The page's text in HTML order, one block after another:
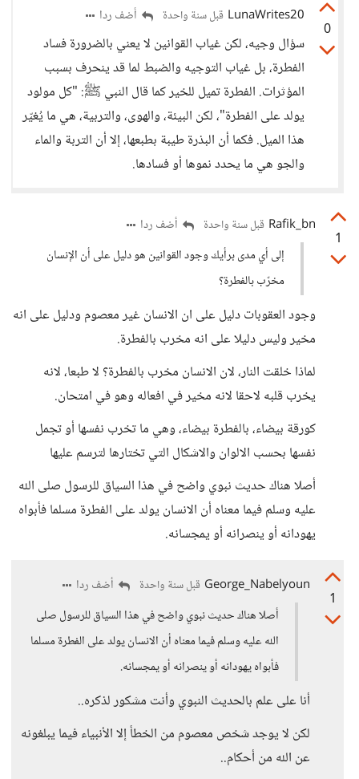
0
LunaWrites20 قبل سنة واحدة أضف ردا
سؤال وجيه، لكن غياب القوانين لا يعني بالضرورة فساد
الفطرة، بل غياب التوجيه والضبط لما قد ينحرف بسبب
المؤثرات. الفطرة تميل للخير كما قال النبي ﷺ: "كل مولود
يولد على الفطرة"، لكن البيئة، والهوى، والتربية، هي ما يُغيّر
هذا الميل. فكما أن البذرة طيبة بطبعها، إلا أن التربة والماء
والجو هي ما يحدد نموها أو فسادها.
1
Rafik_bn قبل سنة واحدة
أضف ردا
إلى أي مدى برأيك وجود القوانين هو دليل على أن الإنسان
مخرّب بالفطرة؟
وجود العقوبات دليل على ان الانسان غير معصوم ودليل على انه
مخير وليس دليلا على انه مخرب بالفطرة.
لماذا خلقت النار، لان الانسان مخرب بالفطرة؟ لا طبعا، لانه
يخرب قلبه لاحقا لانه مخير في افعاله وهو في امتحان.
كورقة بيضاء، بالفطرة بيضاء، وهي ما تخرب نفسها أو تجمل
نفسها بحسب الالوان والاشكال التي تختارها لترسم عليها
أصلا هناك حديث نبوي واضح في هذا السياق للرسول صلى الله
عليه وسلم فيما معناه أن الانسان يولد على الفطرة مسلما فأبواه
يهودانه أو ينصرانه أو يمجسانه.
1
George_Nabelyoun قبل سنة واحدة
أضف ردا
أصلا هناك حديث نبوي واضح في هذا السياق للرسول صلى
الله عليه وسلم فيما معناه أن الانسان يولد على الفطرة مسلما
فأبواه يهودانه أو ينصرانه أو يمجسانه.
أنا على علم بالحديث النبوي وأنت مشكور لذكره..
لكن لا يوجد شخص معصوم من الخطأ إلا الأنبياء فيما يبلغونه
عن الله من أحكام..